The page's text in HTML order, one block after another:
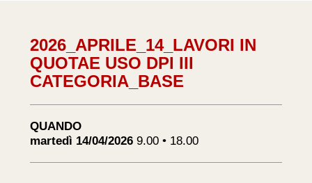
2026_APRILE_14_LAVORI IN
QUOTAE USO DPI III
CATEGORIA_BASE
QUANDO
martedì 14/04/2026 9.00 • 18.00